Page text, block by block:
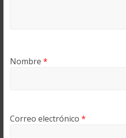
Nombre *
Correo electrónico *